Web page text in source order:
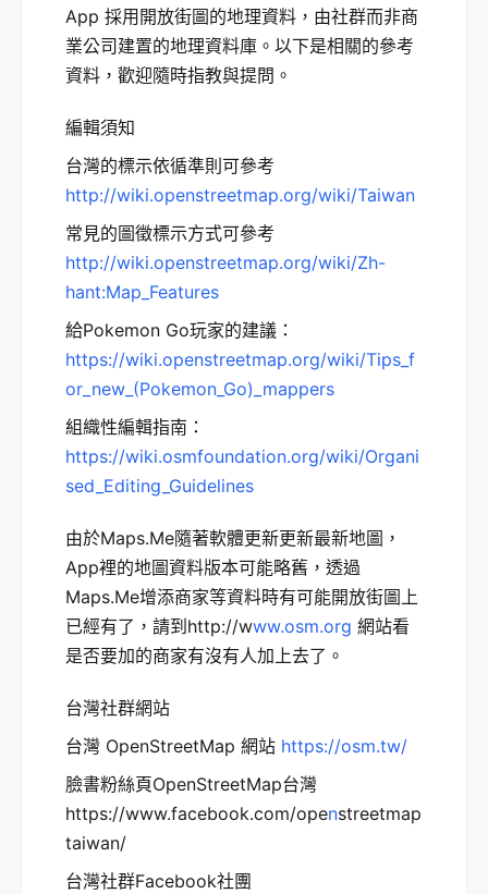
App 採用開放街圖的地理資料，由社群而非商
業公司建置的地理資料庫。以下是相關的參考
資料，歡迎隨時指教與提問。
編輯須知
台灣的標示依循準則可參考
http://wiki.openstreetmap.org/wiki/Taiwan
常見的圖徵標示方式可參考
http://wiki.openstreetmap.org/wiki/Zh-
hant:Map_Features
給Pokemon Go玩家的建議：
https://wiki.openstreetmap.org/wiki/Tips_f
or_new_(Pokemon_Go)_mappers
組織性編輯指南：
https://wiki.osmfoundation.org/wiki/Organi
sed_Editing_Guidelines
由於Maps.Me隨著軟體更新更新最新地圖，
App裡的地圖資料版本可能略舊，透過
Maps.Me增添商家等資料時有可能開放街圖上
已經有了，請到http://www.osm.org 網站看
是否要加的商家有沒有人加上去了。
台灣社群網站
台灣 OpenStreetMap 網站 https://osm.tw/
臉書粉絲頁OpenStreetMap台灣
https://www.facebook.com/openstreetmap
taiwan/
台灣社群Facebook社團